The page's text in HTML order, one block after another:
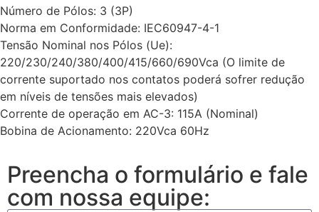
Número de Pólos: 3 (3P)
Norma em Conformidade: IEC60947-4-1
Tensão Nominal nos Pólos (Ue):
220/230/240/380/400/415/660/690Vca (O limite de
corrente suportado nos contatos poderá sofrer redução
em níveis de tensões mais elevados)
Corrente de operação em AC-3: 115A (Nominal)
Bobina de Acionamento: 220Vca 60Hz
Preencha o formulário e fale
com nossa equipe: